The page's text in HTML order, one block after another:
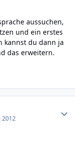
aussuchen,
und ein erstes
kannst du dann ja
das erweitern.
2012